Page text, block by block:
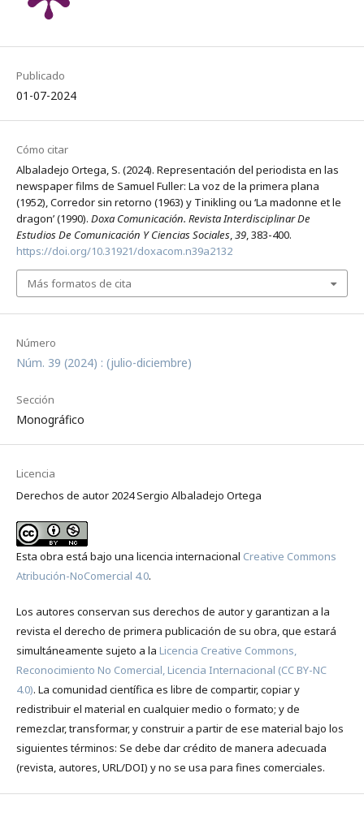
Publicado
01-07-2024
Número
Núm. 39 (2024) : (julio-diciembre)
Sección
Monográfico
Licencia
Derechos de autor 2024 Sergio Albaladejo Ortega
Esta obra está bajo una licencia internacional Creative Commons
Atribución-NoComercial 4.0.
Los autores conservan sus derechos de autor y garantizan a la
revista el derecho de primera publicación de su obra, que estará
simultáneamente sujeto a la Licencia Creative Commons,
Reconocimiento No Comercial, Licencia Internacional (CC BY-NC
4.0). La comunidad científica es libre de compartir, copiar y
redistribuir el material en cualquier medio o formato; y de
remezclar, transformar, y construir a partir de ese material bajo los
siguientes términos: Se debe dar crédito de manera adecuada
(revista, autores, URL/DOI) y no se usa para fines comerciales.
Cómo citar
Albaladejo Ortega, S. (2024). Representación del periodista en las
newspaper films de Samuel Fuller: La voz de la primera plana
(1952), Corredor sin retorno (1963) y Tinikling ou ‘La madonne et le
dragon’ (1990). Doxa Comunicación. Revista Interdisciplinar De
Estudios De Comunicación Y Ciencias Sociales,39, 383-400.
https://doi.org/10.31921/doxacom.n39a2132
Más formatos de cita